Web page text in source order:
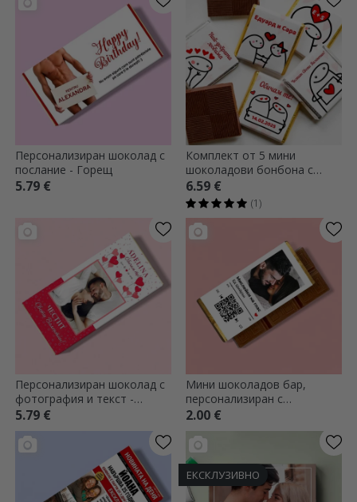
Персонализиран шоколад с
послание - Горещ
5.79 €
Комплект от 5 мини
шоколадови бонбона с
персонализиран текст -
Сладко любовно послание
6.59 €
(1)
Персонализиран шоколад с
фотография и текст -
Балони и сърца
5.79 €
Мини шоколадов бар,
персонализиран с
фотография, послание и QR
код - Нашата мелодия
2.00 €
ЕКСКЛУЗИВНО